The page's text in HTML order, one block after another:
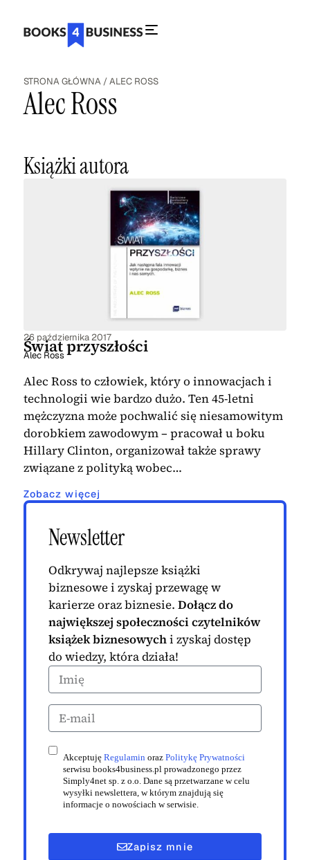
STRONA GŁÓWNA /ALEC ROSS
Alec Ross
Książki autora
26 października 2017
Świat przyszłości
Alec Ross
Alec Ross to człowiek, który o innowacjach i
technologii wie bardzo dużo. Ten 45-letni
mężczyzna może pochwalić się niesamowitym
dorobkiem zawodowym – pracował u boku
Hillary Clinton, organizował także sprawy
związane z polityką wobec…
Zobacz więcej
Newsletter
Odkrywaj najlepsze książki
biznesowe i zyskaj przewagę w
karierze oraz biznesie. Dołącz do
największej społeczności czytelników
książek biznesowychi zyskaj dostęp
do wiedzy, która działa!
Akceptuję Regulamin oraz Politykę Prywatności
serwisu books4business.pl prowadzonego przez
Simply4net sp. z o.o. Dane są przetwarzane w celu
wysyłki newslettera, w którym znajdują się
informacje o nowościach w serwisie.
Zapisz mnie